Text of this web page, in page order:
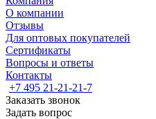
О компании
Отзывы
Для оптовых покупателей
Сертификаты
Вопросы и ответы
Контакты
+7 495 21-21-21-7
Заказать звонок
Задать вопрос